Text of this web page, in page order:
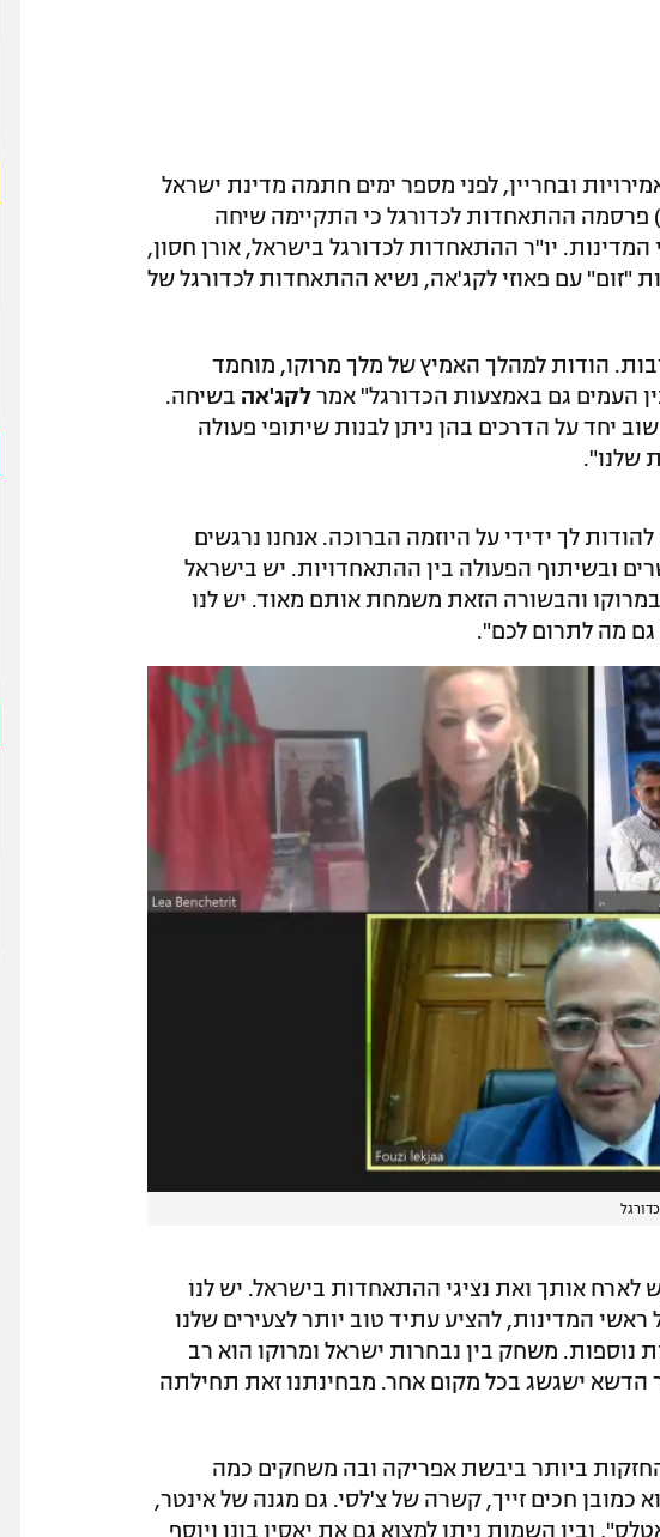
ובחריין, לפני מספר ימים חתמה מדינת ישראל
פרסמה ההתאחדות לכדורגל כי התקיימה שיחה
יו"ר ההתאחדות לכדורגל בישראל, אורן חסון,
"זום" עם פאוזי לקג'אה, נשיא ההתאחדות לכדורגל של
הודות למהלך האמיץ של מלך מרוקו, מוחמד
העמים גם באמצעות הכדורגל" אמר לקג'אה בשיחה.
יחד על הדרכים בהן ניתן לבנות שיתופי פעולה
שלנו".
לך ידידי על היוזמה הברוכה. אנחנו נרגשים
ובשיתוף הפעולה בין ההתאחדויות. יש בישראל
והבשורה הזאת משמחת אותם מאוד. יש לנו
גם מה לתרום לכם".
לארח אותך ואת נציגי ההתאחדות בישראל. יש לנו
המדינות, להציע עתיד טוב יותר לצעירים שלנו
נוספות. משחק בין נבחרות ישראל ומרוקו הוא רב
הדשא ישגשג בכל מקום אחר. מבחינתנו זאת תחילתה
ביותר ביבשת אפריקה ובה משחקים כמה
כמובן חכים זייך, קשרה של צ'לסי. גם מגנה של אינטר,
ובין השמות ניתן למצוא גם את יאסין בונו ויוסף